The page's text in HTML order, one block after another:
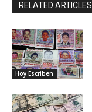
RELATED ARTICLES
Hoy Escriben